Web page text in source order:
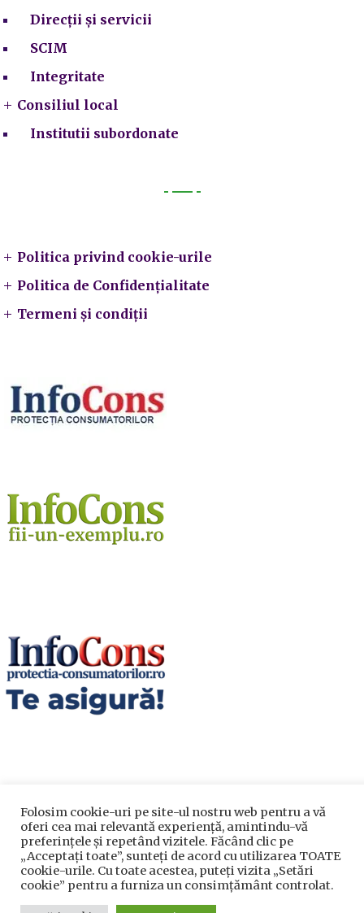
Direcții și servicii
SCIM
Integritate
Consiliul local
Institutii subordonate
Politica privind cookie-urile
Politica de Confidențialitate
Termeni și condiții
Utile
Utile
Folosim cookie-uri pe site-ul nostru web pentru a vă
oferi cea mai relevantă experiență, amintindu-vă
preferințele și repetând vizitele. Făcând clic pe
„Acceptați toate”, sunteți de acord cu utilizarea TOATE
cookie-urile. Cu toate acestea, puteți vizita „Setări
cookie” pentru a furniza un consimțământ controlat.